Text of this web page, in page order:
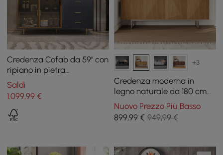
Credenza Cofab da 59" con
ripiano in pietra
sinterizzata di lusso in
vetro temperato con ante
in vetro temperato di
grandi dimensioni
Saldi
1.099,99 €
+3
Credenza moderna in
legno naturale da 180 cm
con ante e ripiani regolabili
Nuovo Prezzo Più Basso
899,99€ 949,99 €